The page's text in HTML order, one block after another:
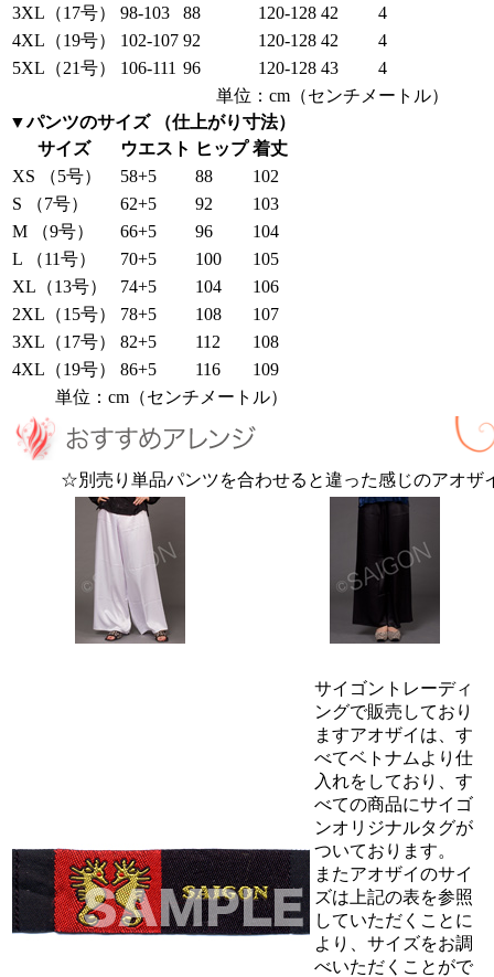
3XL（17号）
98-103 88 120-128 42
4
4XL（19号）
102-107 92 120-128 42
4
5XL（21号）
106-111 96 120-128 43
4
単位：cm（センチメートル）
▼パンツのサイズ （仕上がり寸法）
サイズ
ウエスト ヒップ 着丈
XS （5号）
58+5 88
102
S （7号）
62+5 92
103
M （9号）
66+5 96
104
L （11号）
70+5 100
105
XL（13号）
74+5 104
106
2XL（15号）
78+5 108
107
3XL（17号）
82+5 112
108
4XL（19号）
86+5 116
109
単位：cm（センチメートル）
☆別売り単品パンツを合わせると違った感じのアオザ
サイゴントレーディ
ングで販売しており
ますアオザイは、す
べてベトナムより仕
入れをしており、す
べての商品にサイゴ
ンオリジナルタグが
ついております。
またアオザイのサイ
ズは上記の表を参照
していただくことに
より、サイズをお調
べいただくことがで